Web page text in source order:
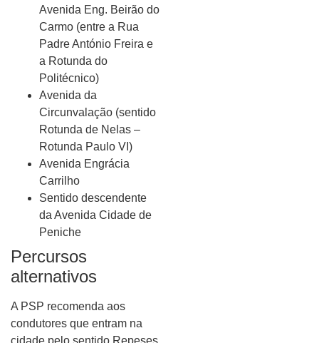
Avenida Eng. Beirão do
Carmo (entre a Rua
Padre António Freira e
a Rotunda do
Politécnico)
Avenida da
Circunvalação (sentido
Rotunda de Nelas –
Rotunda Paulo VI)
Avenida Engrácia
Carrilho
Sentido descendente
da Avenida Cidade de
Peniche
Percursos
alternativos
A PSP recomenda aos
condutores que entram na